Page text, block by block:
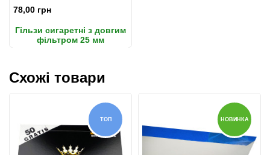
78,00 грн
Гільзи сигаретні з довгим
фільтром 25 мм
Схожі товари
ТОП НОВИНКА